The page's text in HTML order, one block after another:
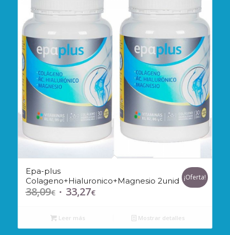
Epa-plus
Colageno+Hialuronico+Magnesio 2unid
38,09€ El
original
era:
33,27€El
es:
¡Oferta!
Leer más Mostrar detalles